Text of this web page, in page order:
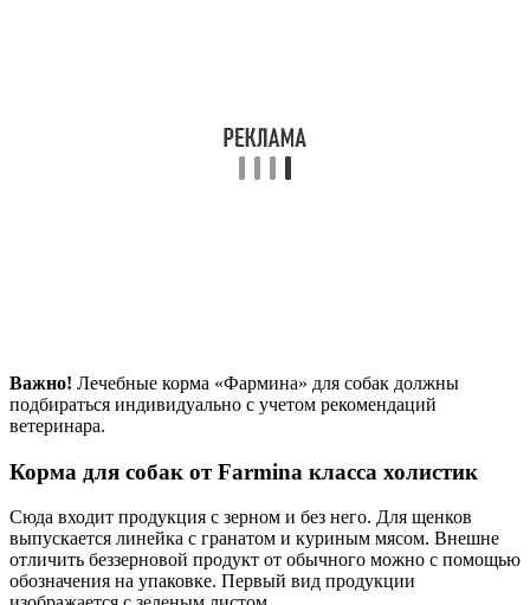
Важно! Лечебные корма «Фармина» для собак должны
подбираться индивидуально с учетом рекомендаций
ветеринара.
Корма для собак от Farmina класса холистик
Сюда входит продукция с зерном и без него. Для щенков
выпускается линейка с гранатом и куриным мясом. Внешне
отличить беззерновой продукт от обычного можно с помощью
обозначения на упаковке. Первый вид продукции